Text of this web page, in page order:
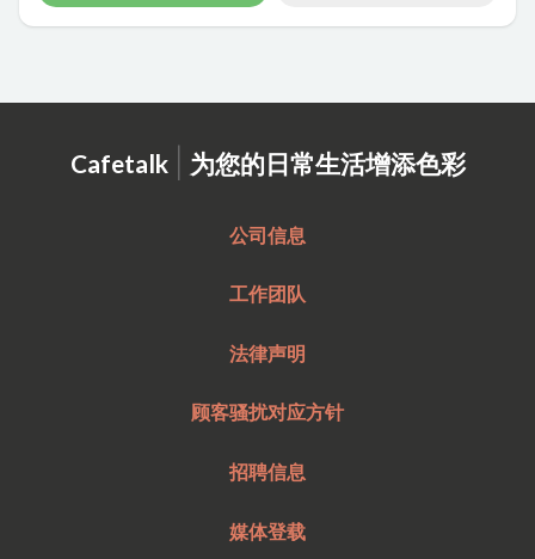
Cafetalk | 为您的日常生活增添色彩
公司信息
工作团队
法律声明
顾客骚扰对应方针
招聘信息
媒体登载